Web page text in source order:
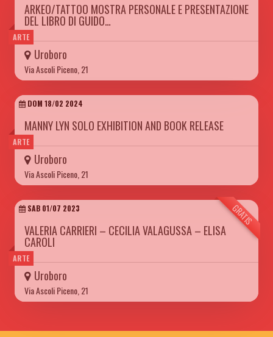
ARTE
ARKEO/TATTOO MOSTRA PERSONALE E PRESENTAZIONE
DEL LIBRO DI GUIDO…
Uroboro
Via Ascoli Piceno, 21
ARTE
DOM 18/02 2024
MANNY LYN SOLO EXHIBITION AND BOOK RELEASE
Uroboro
Via Ascoli Piceno, 21
ARTE
GRATIS
SAB 01/07 2023
VALERIA CARRIERI – CECILIA VALAGUSSA – ELISA
CAROLI
Uroboro
Via Ascoli Piceno, 21